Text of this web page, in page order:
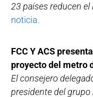
23 países reducen
noticia.
FCC Y ACS
proyecto del metro
El consejero
presidente del grupo